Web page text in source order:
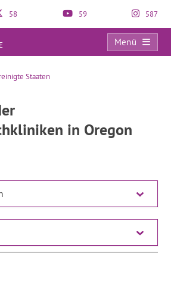
58 59 587
Menü
Verzeichnis
Staaten
in Oregon